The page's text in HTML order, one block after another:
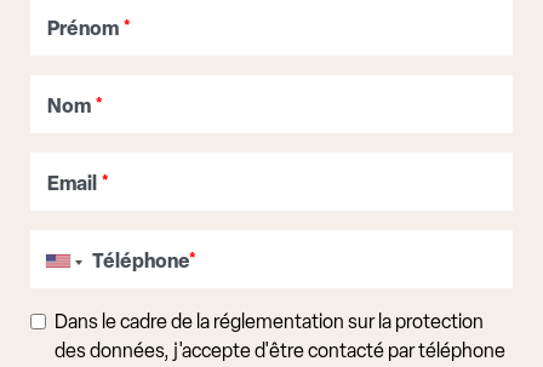
Prénom *
Nom *
Email *
Téléphone*
Dans le cadre de la réglementation sur la protection
des données, j'accepte d'être contacté par téléphone